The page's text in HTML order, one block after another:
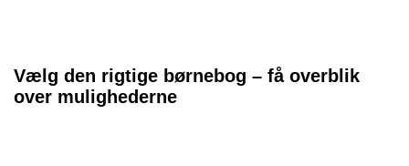
Vælg den rigtige børnebog – få overblik
over mulighederne